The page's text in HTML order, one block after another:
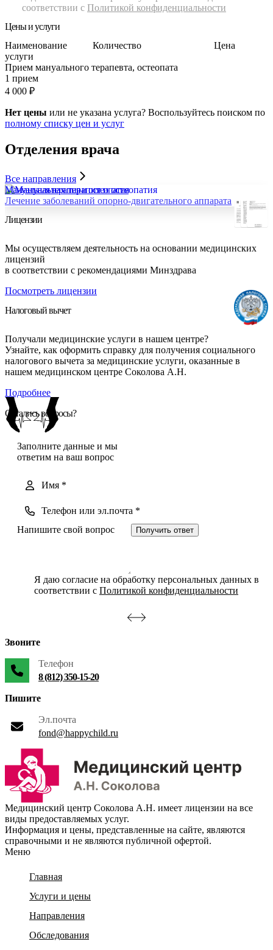
соответствии с Политикой конфиденциальности
Цены и услуги
Наименование
услуги
Количество Цена
Прием мануального терапевта, остеопата
1 прием
4 000 ₽
Нет цены или не указана услуга? Воспользуйтесь поиском по
полному списку цен и услуг
Отделения врача
Все направления
Мануальная терапия и остеопатия
Лечение заболеваний опорно-двигательного аппарата
Лицензии
Мы осуществляем деятельность на основании медицинских
лицензий
в соответствии с рекомендациями Минздрава
Посмотреть лицензии
Налоговый вычет
Получали медицинские услуги в нашем центре?
Узнайте, как оформить справку для получения социального
налогового вычета за медицинские услуги, оказанные в
нашем медицинском центре Соколова А.Н.
Подробнее
Остались вопросы?
Заполните данные и мы
ответим на ваш вопрос
Получить ответ
Я даю согласие на обработку персональных данных в
соответствии с Политикой конфиденциальности
Звоните
Телефон
8 (812) 350-15-20
Пишите
Эл.почта
fond@happychild.ru
Медицинский центр Соколова А.Н. имеет лицензии на все
виды предоставляемых услуг.
Информация и цены, представленные на сайте, являются
справочными и не являются публичной офертой.
Меню
Главная
Услуги и цены
Направления
Обследования